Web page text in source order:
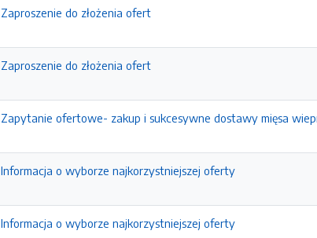
Zaproszenie do złożenia ofert
Zaproszenie do złożenia ofert
Zapytanie ofertowe- zakup i sukcesywne dostawy mięsa
Informacja o wyborze najkorzystniejszej oferty
Informacja o wyborze najkorzystniejszej oferty